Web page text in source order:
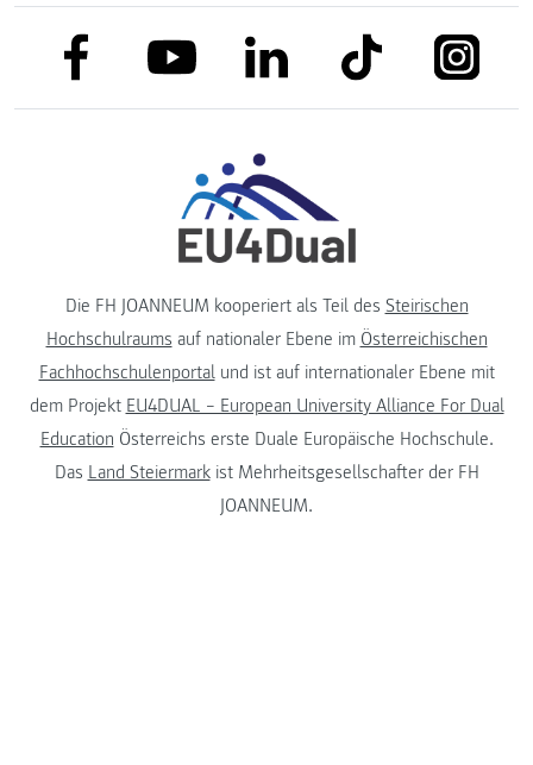
link to facebooklink to youtubelink to linkedinlink to tiktok
Die FH JOANNEUM kooperiert als Teil des Steirischen
Hochschulraums auf nationaler Ebene im Österreichischen
Fachhochschulenportalund ist auf internationaler Ebene mit
dem Projekt EU4DUAL – European University Alliance For Dual
Education Österreichs erste Duale Europäische Hochschule.
Das Land Steiermarkist Mehrheitsgesellschafter der FH
JOANNEUM.